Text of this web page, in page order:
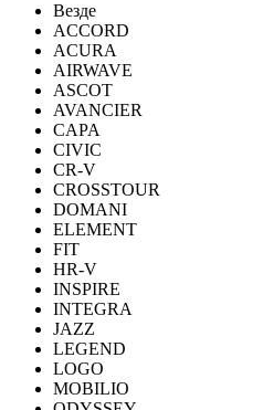
Везде
ACCORD
ACURA
AIRWAVE
ASCOT
AVANCIER
CAPA
CIVIC
CR-V
CROSSTOUR
DOMANI
ELEMENT
FIT
HR-V
INSPIRE
INTEGRA
JAZZ
LEGEND
LOGO
MOBILIO